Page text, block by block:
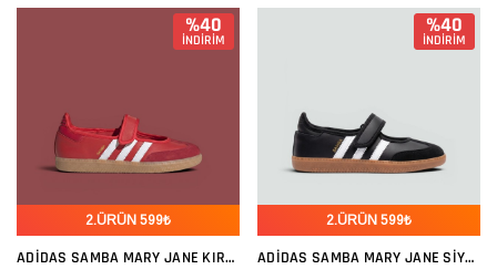
%40
İNDİRİM
2.ÜRÜN 599₺
ADIDAS SAMBA MARY JANE KIRMIZI
%40
İNDİRİM
2.ÜRÜN 599₺
ADIDAS SAMBA MARY JANE SIYAH BEYAZ